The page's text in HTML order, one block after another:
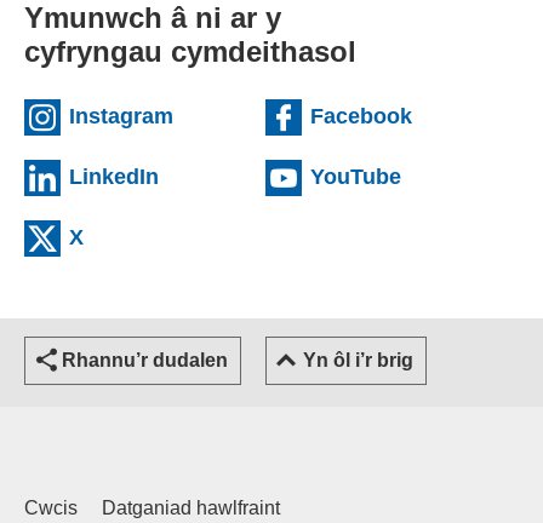
Ymunwch â ni ar y
cyfryngau cymdeithasol
Instagram (external websiteCY)
Facebook(external
LinkedIn (external websiteCY)
YouTube(external
X
Rhannu’r dudalen Yn ôl i’r brig
Cwcis Datganiad hawlfraint